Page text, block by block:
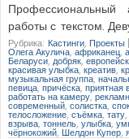
работы с текстом.
Рубрика: Кастинги Проекты
Олега Акулича африканец
Беларуси добряк,
красивая улыбка ,креатив
музыкальная группа
певица причёска приятная
работать на камеру,
современный солистка
телосложение съёмка тату
взрыва тоннель улыбка
чёрнокожий Шелдон Купер